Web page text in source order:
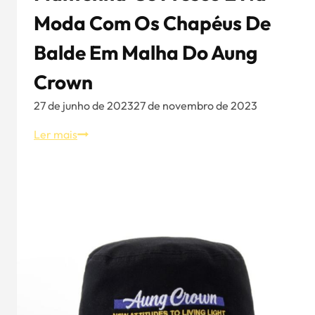
Moda Com Os Chapéus De
Balde Em Malha Do Aung
Crown
27 de junho de 202327 de novembro de 2023
Ler maisMantenha-
os
chapéus
de
balde